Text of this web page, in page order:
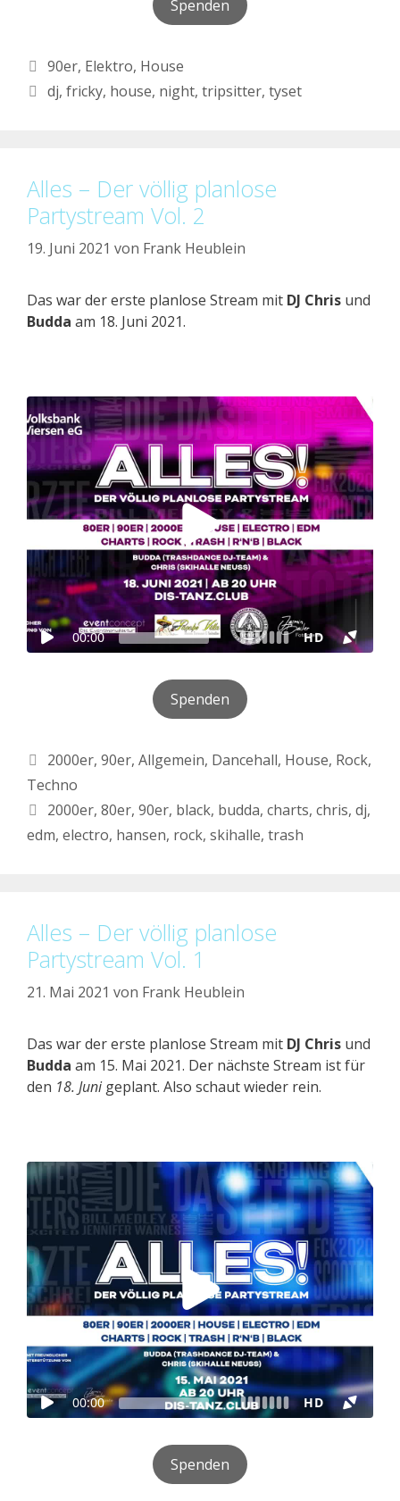
Spenden
Kategorien
90er, Elektro, House
Schlagwörter
dj, fricky, house, night, tripsitter, tyset
Alles – Der völlig planlose
Partystream Vol. 2
19. Juni 2021 von Frank Heublein
Das war der erste planlose Stream mit DJ Chris und
Budda am 18. Juni 2021.
Spenden
Kategorien
2000er, 90er, Allgemein, Dancehall, House, Rock,
Techno
Schlagwörter
2000er, 80er, 90er, black, budda, charts, chris, dj,
edm, electro, hansen, rock, skihalle, trash
Alles – Der völlig planlose
Partystream Vol. 1
21. Mai 2021 von Frank Heublein
Das war der erste planlose Stream mit DJ Chris und
Budda am 15. Mai 2021. Der nächste Stream ist für
den 18. Junigeplant. Also schaut wieder rein.
Spenden